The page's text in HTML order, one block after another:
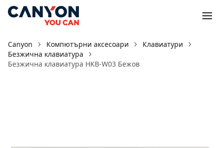
Canyon Компютърни аксесоари
Клавиатури
Безжична клавиатура
Безжична клавиатура HKB-W03 Бежов